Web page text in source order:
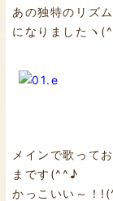
あの独特のリズ
になりましたヽ
メインで歌って
まです(^^♪
かっこいい～！